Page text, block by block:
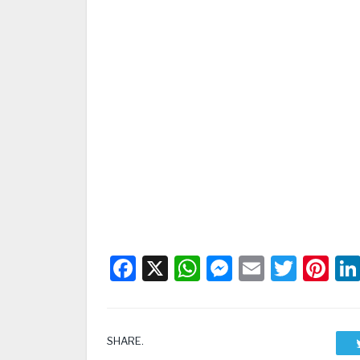
Facebook
X WhatsApp
Messenger
Email
SHARE.